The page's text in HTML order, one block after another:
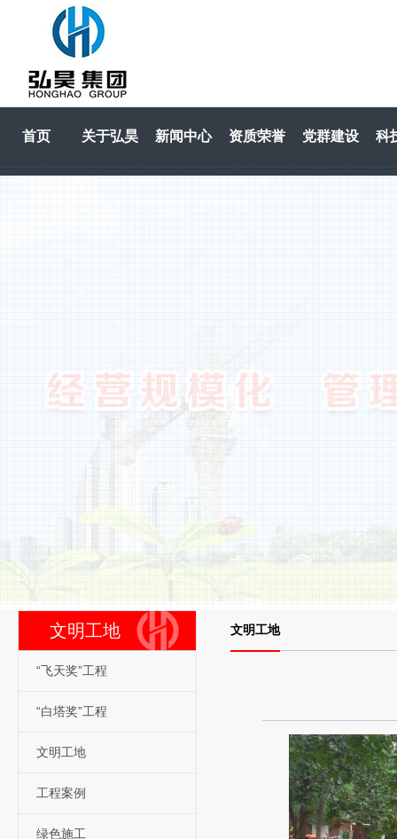
首页 关于弘昊 新闻中心 资质荣誉 党群建设 科
文明工地
“飞天奖”工程
“白塔奖”工程
文明工地
工程案例
绿色施工
文明工地